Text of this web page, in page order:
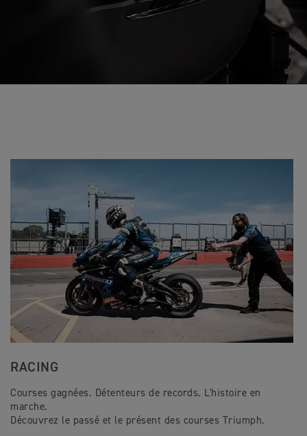
RACING
Courses gagnées. Détenteurs de records. L'histoire en
marche.
Découvrez le passé et le présent des courses Triumph.